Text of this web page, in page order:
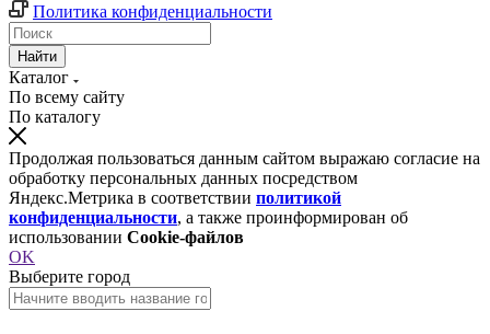
Политика конфиденциальности
Найти
Каталог
По всему сайту
По каталогу
Продолжая пользоваться данным сайтом выражаю согласие на
обработку персональных данных посредством
Яндекс.Метрика в соответствии политикой
конфиденциальности, а также проинформирован об
использовании Cookie-файлов
OK
Выберите город